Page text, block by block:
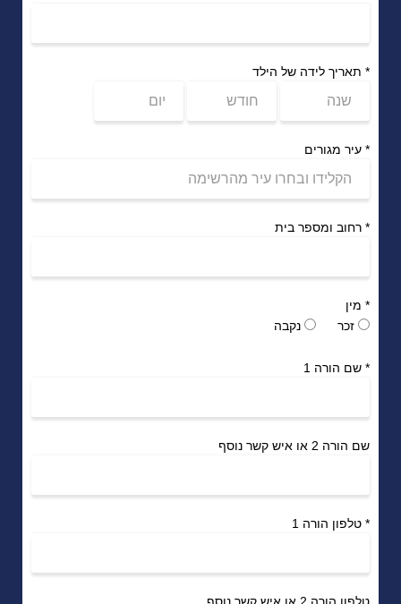
* תאריך לידה של הילד
* עיר מגורים
* רחוב ומספר בית
* מין
זכר
נקבה
* שם הורה 1
שם הורה 2 או איש קשר נוסף
* טלפון הורה 1